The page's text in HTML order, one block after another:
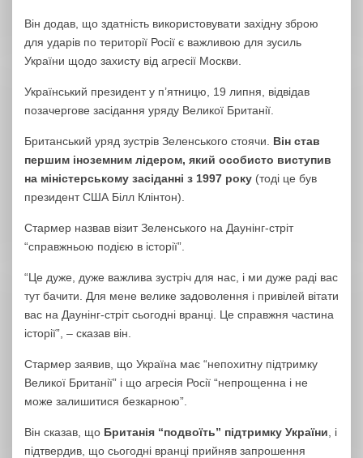
Він додав, що здатність використовувати західну зброю
для ударів по території Росії є важливою для зусиль
України щодо захисту від агресії Москви.
Український президент у п’ятницю, 19 липня, відвідав
позачергове засідання уряду Великої Британії.
Британський уряд зустрів Зеленського стоячи. Він став
першим іноземним лідером, який особисто виступив
на міністерському засіданні з 1997 року (тоді це був
президент США Білл Клінтон).
Стармер назвав візит Зеленського на Даунінг-стріт
“справжньою подією в історії”.
“Це дуже, дуже важлива зустріч для нас, і ми дуже раді вас
тут бачити. Для мене велике задоволення і привілей вітати
вас на Даунінг-стріт сьогодні вранці. Це справжня частина
історії”, – сказав він.
Стармер заявив, що Україна має “непохитну підтримку
Великої Британії” і що агресія Росії “непрощенна і не
може залишитися безкарною”.
Він сказав, що Британія “подвоїть” підтримку України , і
підтвердив, що сьогодні вранці прийняв запрошення